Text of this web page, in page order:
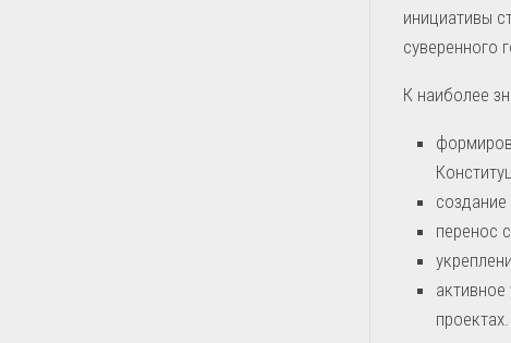
инициативы
суверенного
К наиболее
перенос
проектах.